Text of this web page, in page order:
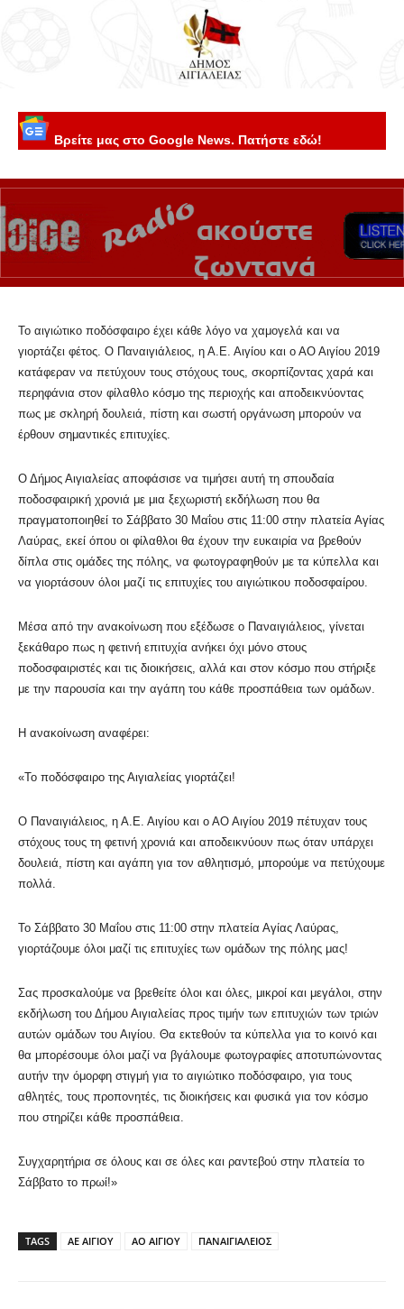
Βρείτε μας στο Google News. Πατήστε εδώ!
Το αιγιώτικο ποδόσφαιρο έχει κάθε λόγο να χαμογελά και να
γιορτάζει φέτος. Ο Παναιγιάλειος, η Α.Ε. Αιγίου και ο ΑΟ Αιγίου 2019
κατάφεραν να πετύχουν τους στόχους τους, σκορπίζοντας χαρά και
περηφάνια στον φίλαθλο κόσμο της περιοχής και αποδεικνύοντας
πως με σκληρή δουλειά, πίστη και σωστή οργάνωση μπορούν να
έρθουν σημαντικές επιτυχίες.
Ο Δήμος Αιγιαλείας αποφάσισε να τιμήσει αυτή τη σπουδαία
ποδοσφαιρική χρονιά με μια ξεχωριστή εκδήλωση που θα
πραγματοποιηθεί το Σάββατο 30 Μαΐου στις 11:00 στην πλατεία Αγίας
Λαύρας, εκεί όπου οι φίλαθλοι θα έχουν την ευκαιρία να βρεθούν
δίπλα στις ομάδες της πόλης, να φωτογραφηθούν με τα κύπελλα και
να γιορτάσουν όλοι μαζί τις επιτυχίες του αιγιώτικου ποδοσφαίρου.
Μέσα από την ανακοίνωση που εξέδωσε ο Παναιγιάλειος, γίνεται
ξεκάθαρο πως η φετινή επιτυχία ανήκει όχι μόνο στους
ποδοσφαιριστές και τις διοικήσεις, αλλά και στον κόσμο που στήριξε
με την παρουσία και την αγάπη του κάθε προσπάθεια των ομάδων.
Η ανακοίνωση αναφέρει:
«Το ποδόσφαιρο της Αιγιαλείας γιορτάζει!
Ο Παναιγιάλειος, η Α.Ε. Αιγίου και ο ΑΟ Αιγίου 2019 πέτυχαν τους
στόχους τους τη φετινή χρονιά και αποδεικνύουν πως όταν υπάρχει
δουλειά, πίστη και αγάπη για τον αθλητισμό, μπορούμε να πετύχουμε
πολλά.
Το Σάββατο 30 Μαΐου στις 11:00 στην πλατεία Αγίας Λαύρας,
γιορτάζουμε όλοι μαζί τις επιτυχίες των ομάδων της πόλης μας!
Σας προσκαλούμε να βρεθείτε όλοι και όλες, μικροί και μεγάλοι, στην
εκδήλωση του Δήμου Αιγιαλείας προς τιμήν των επιτυχιών των τριών
αυτών ομάδων του Αιγίου. Θα εκτεθούν τα κύπελλα για το κοινό και
θα μπορέσουμε όλοι μαζί να βγάλουμε φωτογραφίες αποτυπώνοντας
αυτήν την όμορφη στιγμή για το αιγιώτικο ποδόσφαιρο, για τους
αθλητές, τους προπονητές, τις διοικήσεις και φυσικά για τον κόσμο
που στηρίζει κάθε προσπάθεια.
Συγχαρητήρια σε όλους και σε όλες και ραντεβού στην πλατεία το
Σάββατο το πρωί!»
TAGS ΑΕ ΑΙΓΙΟΥ ΑΟ ΑΙΓΙΟΥ ΠΑΝΑΙΓΙΑΛΕΙΟΣ